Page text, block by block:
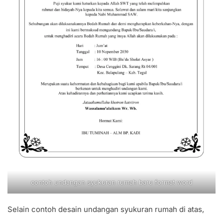
contoh undangan syukuran rumah baru format word
Selain contoh desain undangan syukuran rumah di atas,